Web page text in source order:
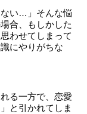
ない…」そんな悩
合、もしかした
わせてしまって
にやりがちな
る一方で、恋愛
と引かれてしま